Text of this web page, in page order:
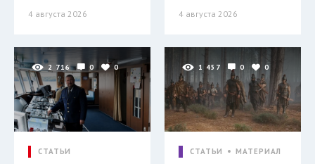
4 августа 2026 4 августа 2026
2 716 0 0
СТАТЬИ
1 457 0 0
СТАТЬИ МАТЕРИАЛ